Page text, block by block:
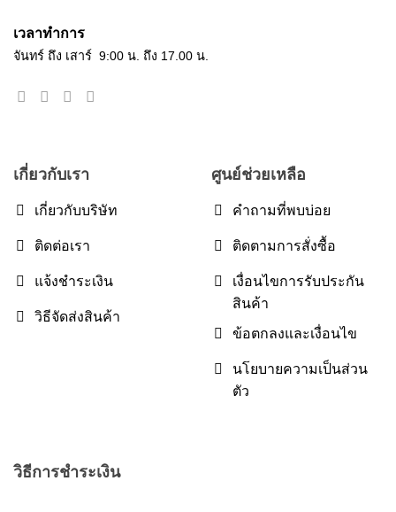
เวลาทำการ
จันทร์ ถึง เสาร์ 9:00 น. ถึง 17.00 น.
เกี่ยวกับเรา
เกี่ยวกับบริษัท
ติดต่อเรา
แจ้งชำระเงิน
วิธีจัดส่งสินค้า
ศูนย์ช่วยเหลือ
คำถามที่พบบ่อย
ติดตามการสั่งซื้อ
เงื่อนไขการรับประกัน
สินค้า
ข้อตกลงและเงื่อนไข
นโยบายความเป็นส่วน
ตัว
วิธีการชำระเงิน